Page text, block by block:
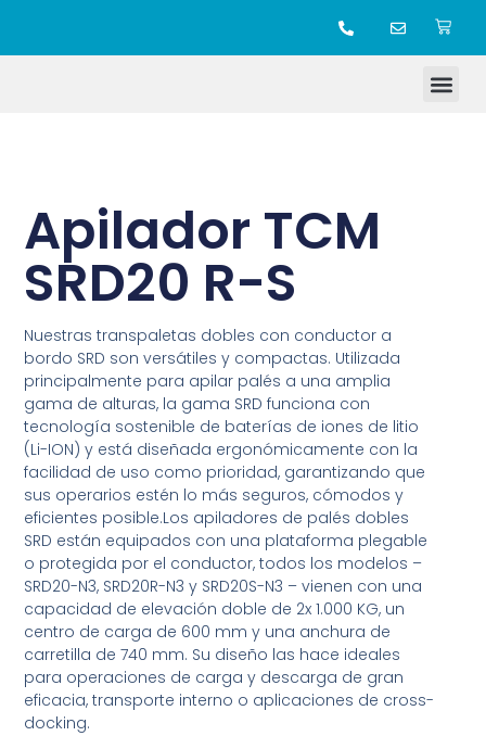
Apilador TCM
SRD20 R-S
Nuestras transpaletas dobles con conductor a
bordo SRD son versátiles y compactas. Utilizada
principalmente para apilar palés a una amplia
gama de alturas, la gama SRD funciona con
tecnología sostenible de baterías de iones de litio
(Li-ION) y está diseñada ergonómicamente con la
facilidad de uso como prioridad, garantizando que
sus operarios estén lo más seguros, cómodos y
eficientes posible.Los apiladores de palés dobles
SRD están equipados con una plataforma plegable
o protegida por el conductor, todos los modelos –
SRD20-N3, SRD20R-N3 y SRD20S-N3 – vienen con una
capacidad de elevación doble de 2x 1.000 KG, un
centro de carga de 600 mm y una anchura de
carretilla de 740 mm. Su diseño las hace ideales
para operaciones de carga y descarga de gran
eficacia, transporte interno o aplicaciones de cross-
docking.